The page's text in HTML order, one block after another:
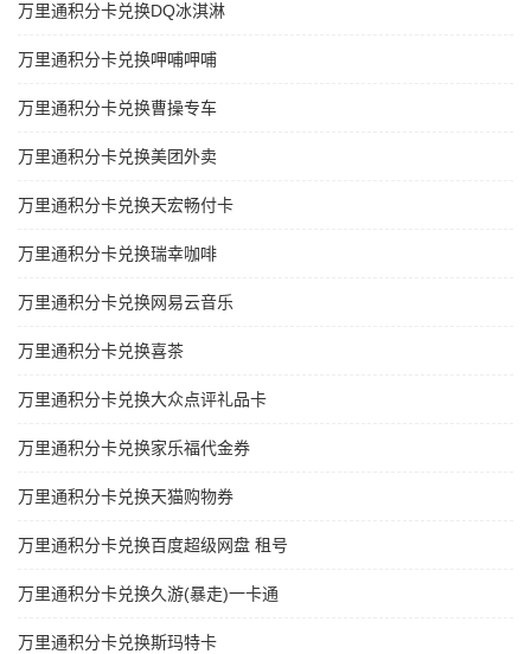
万里通积分卡兑换DQ冰淇淋
万里通积分卡兑换呷哺呷哺
万里通积分卡兑换曹操专车
万里通积分卡兑换美团外卖
万里通积分卡兑换天宏畅付卡
万里通积分卡兑换瑞幸咖啡
万里通积分卡兑换网易云音乐
万里通积分卡兑换喜茶
万里通积分卡兑换大众点评礼品卡
万里通积分卡兑换家乐福代金券
万里通积分卡兑换天猫购物券
万里通积分卡兑换百度超级网盘 租号
万里通积分卡兑换久游(暴走)一卡通
万里通积分卡兑换斯玛特卡